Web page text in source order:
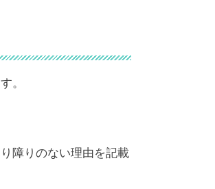
。
障りのない理由を記載